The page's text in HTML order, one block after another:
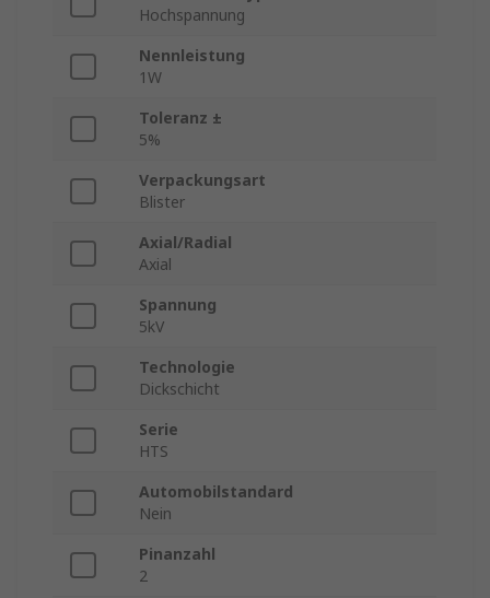
Hochspannung
Nennleistung
1W
Toleranz ±
5%
Verpackungsart
Blister
Axial/Radial
Axial
Spannung
5kV
Technologie
Dickschicht
Serie
HTS
Automobilstandard
Nein
Pinanzahl
2